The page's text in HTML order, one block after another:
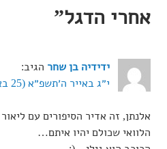
אחרי הדגל”
ידידיה בן שחר הגיב:
י״ג באייר ה׳תשפ״א (25 באפריל 2021) בשעה 20:47
אלנתן, זה אדיר הסיפורים עם ליאור
הלוואי שכולם יהיו איתם…